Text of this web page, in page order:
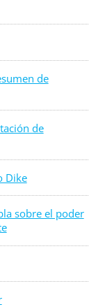
de
de
Dike
sobre el poder